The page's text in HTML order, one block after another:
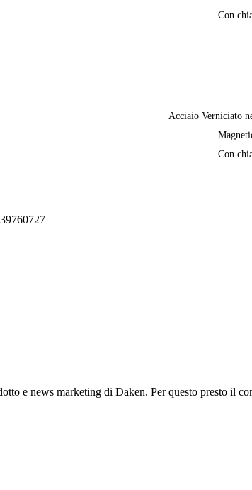
Con
Acciaio Verniciato
Con
e news marketing di Daken. Per questo presto il